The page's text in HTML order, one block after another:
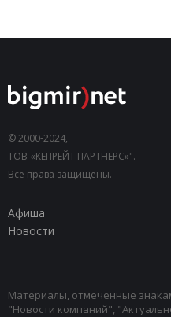
© 2000-2024,
ТОВ «КЕПРЕЙТ ПАРТНЕРС»".
Все права защищены.
Афиша
Новости
Материалы, отмеченные
"Новости компаний",